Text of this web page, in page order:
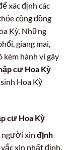
xác định các
cộng đồng
Kỳ. Những
giang mai,
kèm hành vi gây
cư Hoa Kỳ
Hoa Kỳ
cư Hoa Kỳ
người xin định
xin nhất định.